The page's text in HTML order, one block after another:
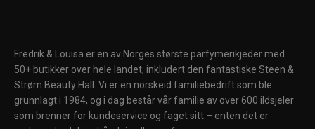
Fredrik & Louisa er en av Norges største parfymerikjeder med
50+ butikker over hele landet, inkludert den fantastiske Steen &
Strøm Beauty Hall. Vi er en norskeid familiebedrift som ble
grunnlagt i 1984, og i dag består vår familie av over 600 ildsjeler
som brenner for kundeservice og faget sitt – enten det er